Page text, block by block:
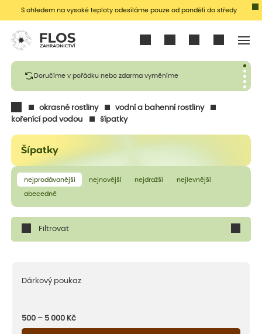
S ohledem na vysoké teploty odesíláme pouze od pondělí do středy
Doručíme v pořádku nebo zdarma vyměníme
okrasné rostliny
vodní a bahenní rostliny
kořenící pod vodou
šípatky
Šípatky
nejprodávanější nejnovější nejdražší nejlevnější
abecedně
Filtrovat
Dárkový poukaz
500 – 5 000 Kč